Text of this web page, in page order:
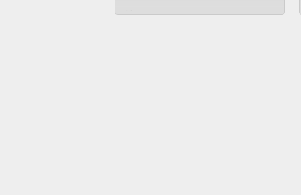
У меня просто есть велосипед и я